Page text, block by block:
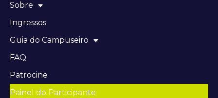
Sobre
Ingressos
Guia do Campuseiro
FAQ
Patrocine
Painel do Participante